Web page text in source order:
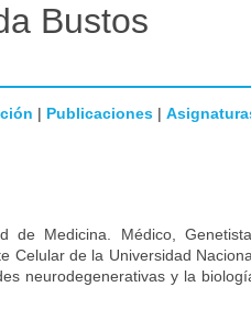
Bustos
| Publicaciones |
Medicina. Médico, Genetista,
Celular de la Universidad
neurodegenerativas y la